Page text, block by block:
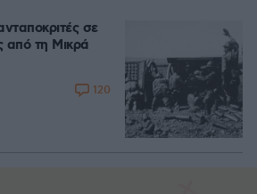
σε
από τη Μικρά
120